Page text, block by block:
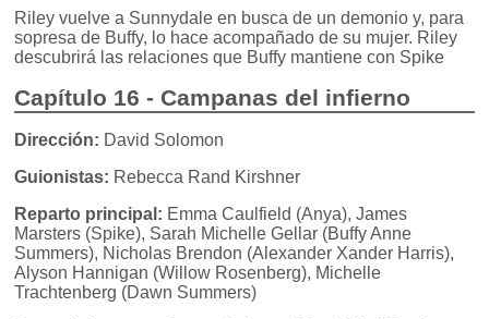
Riley vuelve a Sunnydale en busca de un demonio y, para
sopresa de Buffy, lo hace acompañado de su mujer. Riley
descubrirá las relaciones que Buffy mantiene con Spike
Capítulo 16 - Campanas del infierno
Dirección: David Solomon
Guionistas: Rebecca Rand Kirshner
Reparto principal: Emma Caulfield (Anya), James
Marsters (Spike), Sarah Michelle Gellar (Buffy Anne
Summers), Nicholas Brendon (Alexander Xander Harris),
Alyson Hannigan (Willow Rosenberg), Michelle
Trachtenberg (Dawn Summers)